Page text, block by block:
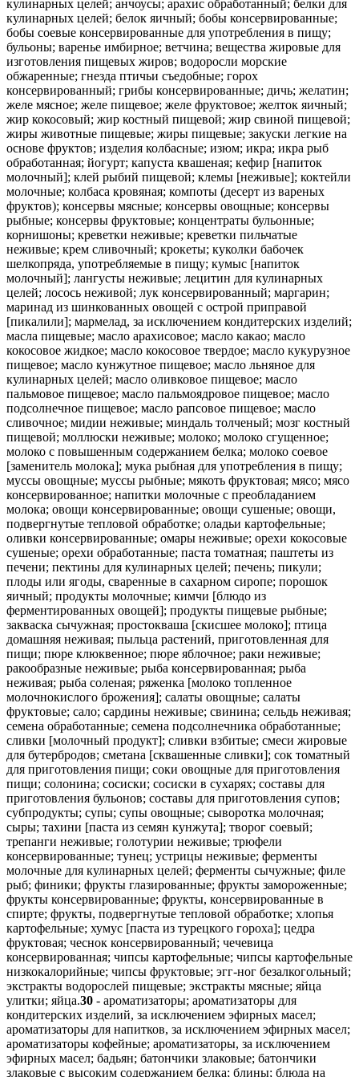
кулинарных целей; анчоусы; арахис обработанный; белки для
кулинарных целей; белок яичный; бобы консервированные;
бобы соевые консервированные для употребления в пищу;
бульоны; варенье имбирное; ветчина; вещества жировые для
изготовления пищевых жиров; водоросли морские
обжаренные; гнезда птичьи съедобные; горох
консервированный; грибы консервированные; дичь; желатин;
желе мясное; желе пищевое; желе фруктовое; желток яичный;
жир кокосовый; жир костный пищевой; жир свиной пищевой;
жиры животные пищевые; жиры пищевые; закуски легкие на
основе фруктов; изделия колбасные; изюм; икра; икра рыб
обработанная; йогурт; капуста квашеная; кефир [напиток
молочный]; клей рыбий пищевой; клемы [неживые]; коктейли
молочные; колбаса кровяная; компоты (десерт из вареных
фруктов); консервы мясные; консервы овощные; консервы
рыбные; консервы фруктовые; концентраты бульонные;
корнишоны; креветки неживые; креветки пильчатые
неживые; крем сливочный; крокеты; куколки бабочек
шелкопряда, употребляемые в пищу; кумыс [напиток
молочный]; лангусты неживые; лецитин для кулинарных
целей; лосось неживой; лук консервированный; маргарин;
маринад из шинкованных овощей с острой приправой
[пикалили]; мармелад, за исключением кондитерских изделий;
масла пищевые; масло арахисовое; масло какао; масло
кокосовое жидкое; масло кокосовое твердое; масло кукурузное
пищевое; масло кунжутное пищевое; масло льняное для
кулинарных целей; масло оливковое пищевое; масло
пальмовое пищевое; масло пальмоядровое пищевое; масло
подсолнечное пищевое; масло рапсовое пищевое; масло
сливочное; мидии неживые; миндаль толченый; мозг костный
пищевой; моллюски неживые; молоко; молоко сгущенное;
молоко с повышенным содержанием белка; молоко соевое
[заменитель молока]; мука рыбная для употребления в пищу;
муссы овощные; муссы рыбные; мякоть фруктовая; мясо; мясо
консервированное; напитки молочные с преобладанием
молока; овощи консервированные; овощи сушеные; овощи,
подвергнутые тепловой обработке; оладьи картофельные;
оливки консервированные; омары неживые; орехи кокосовые
сушеные; орехи обработанные; паста томатная; паштеты из
печени; пектины для кулинарных целей; печень; пикули;
плоды или ягоды, сваренные в сахарном сиропе; порошок
яичный; продукты молочные; кимчи [блюдо из
ферментированных овощей]; продукты пищевые рыбные;
закваска сычужная; простокваша [скисшее молоко]; птица
домашняя неживая; пыльца растений, приготовленная для
пищи; пюре клюквенное; пюре яблочное; раки неживые;
ракообразные неживые; рыба консервированная; рыба
неживая; рыба соленая; ряженка [молоко топленное
молочнокислого брожения]; салаты овощные; салаты
фруктовые; сало; сардины неживые; свинина; сельдь неживая;
семена обработанные; семена подсолнечника обработанные;
сливки [молочный продукт]; сливки взбитые; смеси жировые
для бутербродов; сметана [сквашенные сливки]; сок томатный
для приготовления пищи; соки овощные для приготовления
пищи; солонина; сосиски; сосиски в сухарях; составы для
приготовления бульонов; составы для приготовления супов;
субпродукты; супы; супы овощные; сыворотка молочная;
сыры; тахини [паста из семян кунжута]; творог соевый;
трепанги неживые; голотурии неживые; трюфели
консервированные; тунец; устрицы неживые; ферменты
молочные для кулинарных целей; ферменты сычужные; филе
рыб; финики; фрукты глазированные; фрукты замороженные;
фрукты консервированные; фрукты, консервированные в
спирте; фрукты, подвергнутые тепловой обработке; хлопья
картофельные; хумус [паста из турецкого гороха]; цедра
фруктовая; чеснок консервированный; чечевица
консервированная; чипсы картофельные; чипсы картофельные
низкокалорийные; чипсы фруктовые; эгг-ног безалкогольный;
экстракты водорослей пищевые; экстракты мясные; яйца
улитки; яйца.30 - ароматизаторы; ароматизаторы для
кондитерских изделий, за исключением эфирных масел;
ароматизаторы для напитков, за исключением эфирных масел;
ароматизаторы кофейные; ароматизаторы, за исключением
эфирных масел; бадьян; батончики злаковые; батончики
злаковые с высоким содержанием белка; блины; блюда на